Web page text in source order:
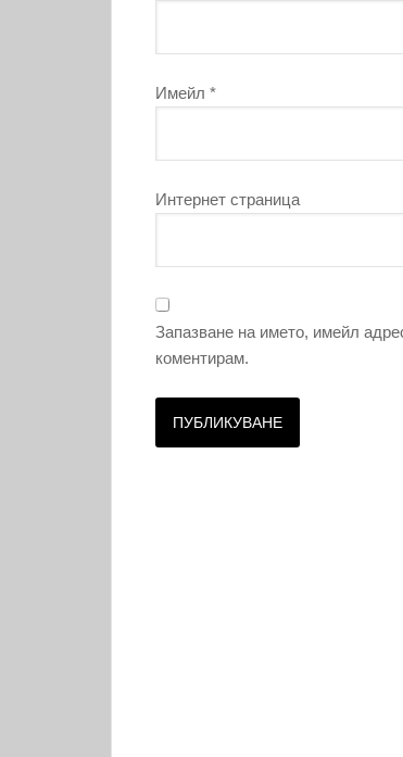
Имейл *
Интернет страница
Запазване на името, имейл
коментирам.